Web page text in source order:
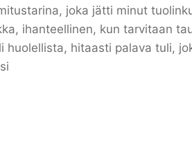
joka jätti minut
ihanteellinen, kun tarvitaan
huolellista, hitaasti palava tuli,